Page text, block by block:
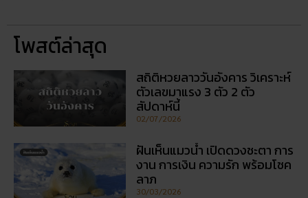
โพสต์ล่าสุด
สถิติหวยลาววันอังคาร วิเคราะห์
ตัวเลขมาแรง 3 ตัว 2 ตัว
สัปดาห์นี้
02/07/2026
ฝันเห็นแมวน้ำ เปิดดวงชะตา การ
งาน การเงิน ความรัก พร้อมโชค
ลาภ
30/03/2026